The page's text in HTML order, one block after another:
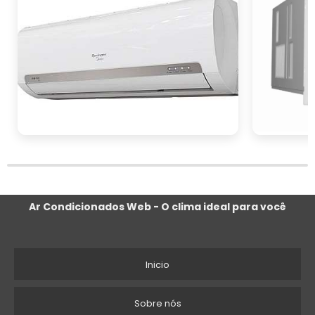
Outro ponto importante é a eficiência
energética do sistema. Opte por
equipamentos com selo Procel de eficiência
energética, que garantem menor consumo de
energia e, consequentemente, redução nos
instaladas em locais que permitam a
Ar Condicionados Web - O clima ideal para você
Inicio
Sobre nós